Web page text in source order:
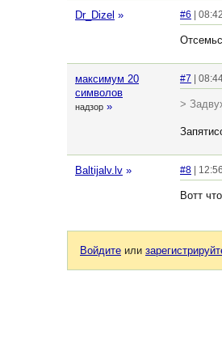
Dr_Dizel » #6 |
максимум 20
символов
надзор »
#7 |
>
Baltijalv.lv » #8 |
Вотт
Войдите или